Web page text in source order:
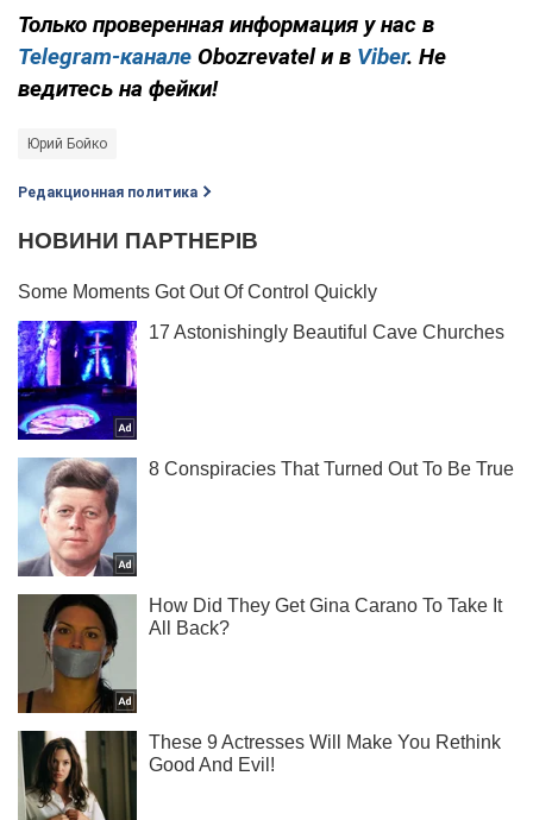
Только проверенная информация у нас в
Telegram-канале Obozrevatel и в Viber. Не
ведитесь на фейки!
Юрий Бойко
Редакционная политика